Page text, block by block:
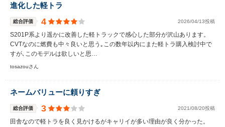
進化した軽トラ
総合評価 4 2026/04/13投稿
S201P系より遥かに改善した軽トラックで感心した部分が沢山あります。
CVTなのに燃費も中々良いと思う｡この数年以内にまた軽トラ購入検討中で
すが､このモデルは欲しいと思…
tosazouさん
ネームバリューに頼りすぎ
総合評価 3 2021/08/20投稿
田舎なので軽トラを良く見かけるがキャリイが多い理由が良く分かった。